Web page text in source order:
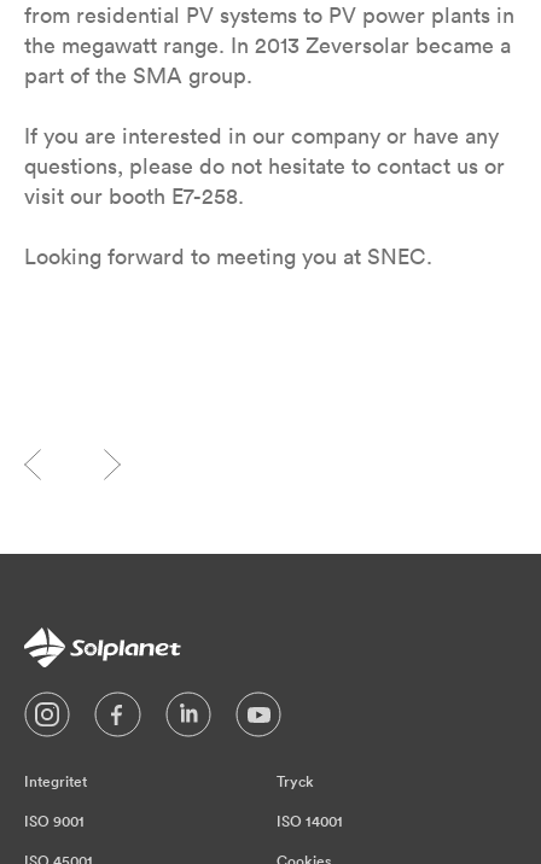
from residential PV systems to PV power plants in
the megawatt range. In 2013 Zeversolar became a
part of the SMA group.
If you are interested in our company or have any
questions, please do not hesitate to contact us or
visit our booth E7-258.
Looking forward to meeting you at SNEC.
Integritet Tryck
ISO 9001 ISO 14001